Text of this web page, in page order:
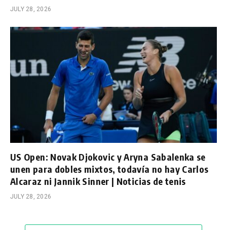
JULY 28, 2026
US Open: Novak Djokovic y Aryna Sabalenka se
unen para dobles mixtos, todavía no hay Carlos
Alcaraz ni Jannik Sinner | Noticias de tenis
JULY 28, 2026